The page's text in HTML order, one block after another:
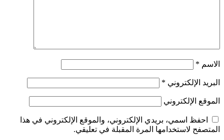
الاسم *
البريد الإلكتروني *
الموقع الإلكتروني
احفظ اسمي، بريدي الإلكتروني، والموقع الإلكتروني في هذا
المتصفح لاستخدامها المرة المقبلة في تعليقي.